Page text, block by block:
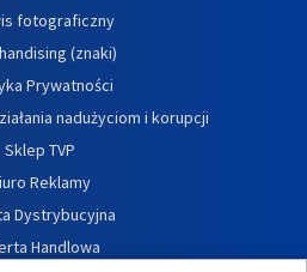
fotograficzny
(znaki)
Prywatności
nadużyciom i korupcji
Sklep TVP
Reklamy
Dystrybucyjna
Handlowa